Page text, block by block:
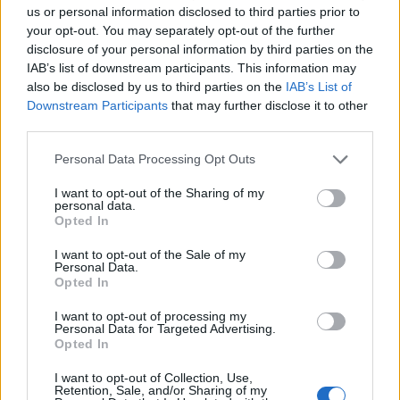
us or personal information disclosed to third parties prior to
your opt-out. You may separately opt-out of the further
disclosure of your personal information by third parties on the
IAB’s list of downstream participants. This information may
also be disclosed by us to third parties on the IAB’s List of
Downstream Participants that may further disclose it to other
Personal Data Processing Opt Outs
I want to opt-out of the Sharing of my
personal data.
Opted In
I want to opt-out of the Sale of my
Personal Data.
Opted In
I want to opt-out of processing my
Personal Data for Targeted Advertising.
Opted In
I want to opt-out of Collection, Use,
Retention, Sale, and/or Sharing of my
Felo Monzón.
Una vez concluya el partido de la UD Las Palmas y CD
Tenerife, a las 19:00 horas aproximadamente, la parada
de regreso de la línea especial estará situada en la
avenida Pintor Felo Monzón, donde esperarán a los
aficionados unidades adicionales con destino al Teatro
y Puerto, que saldrán a medida de que completen su
oferta de plazas.
público para la asistencia a este evento deportivo,
donde se esperan unos 22.000 espectadores. Por ello
recuerda que la concentración de aficionados en sus
vehículos particulares, hacia un mismo punto de la
ciudad y en un mismo momento, puede ocasionar un
colapso circulatorio en la zona, donde el transporte